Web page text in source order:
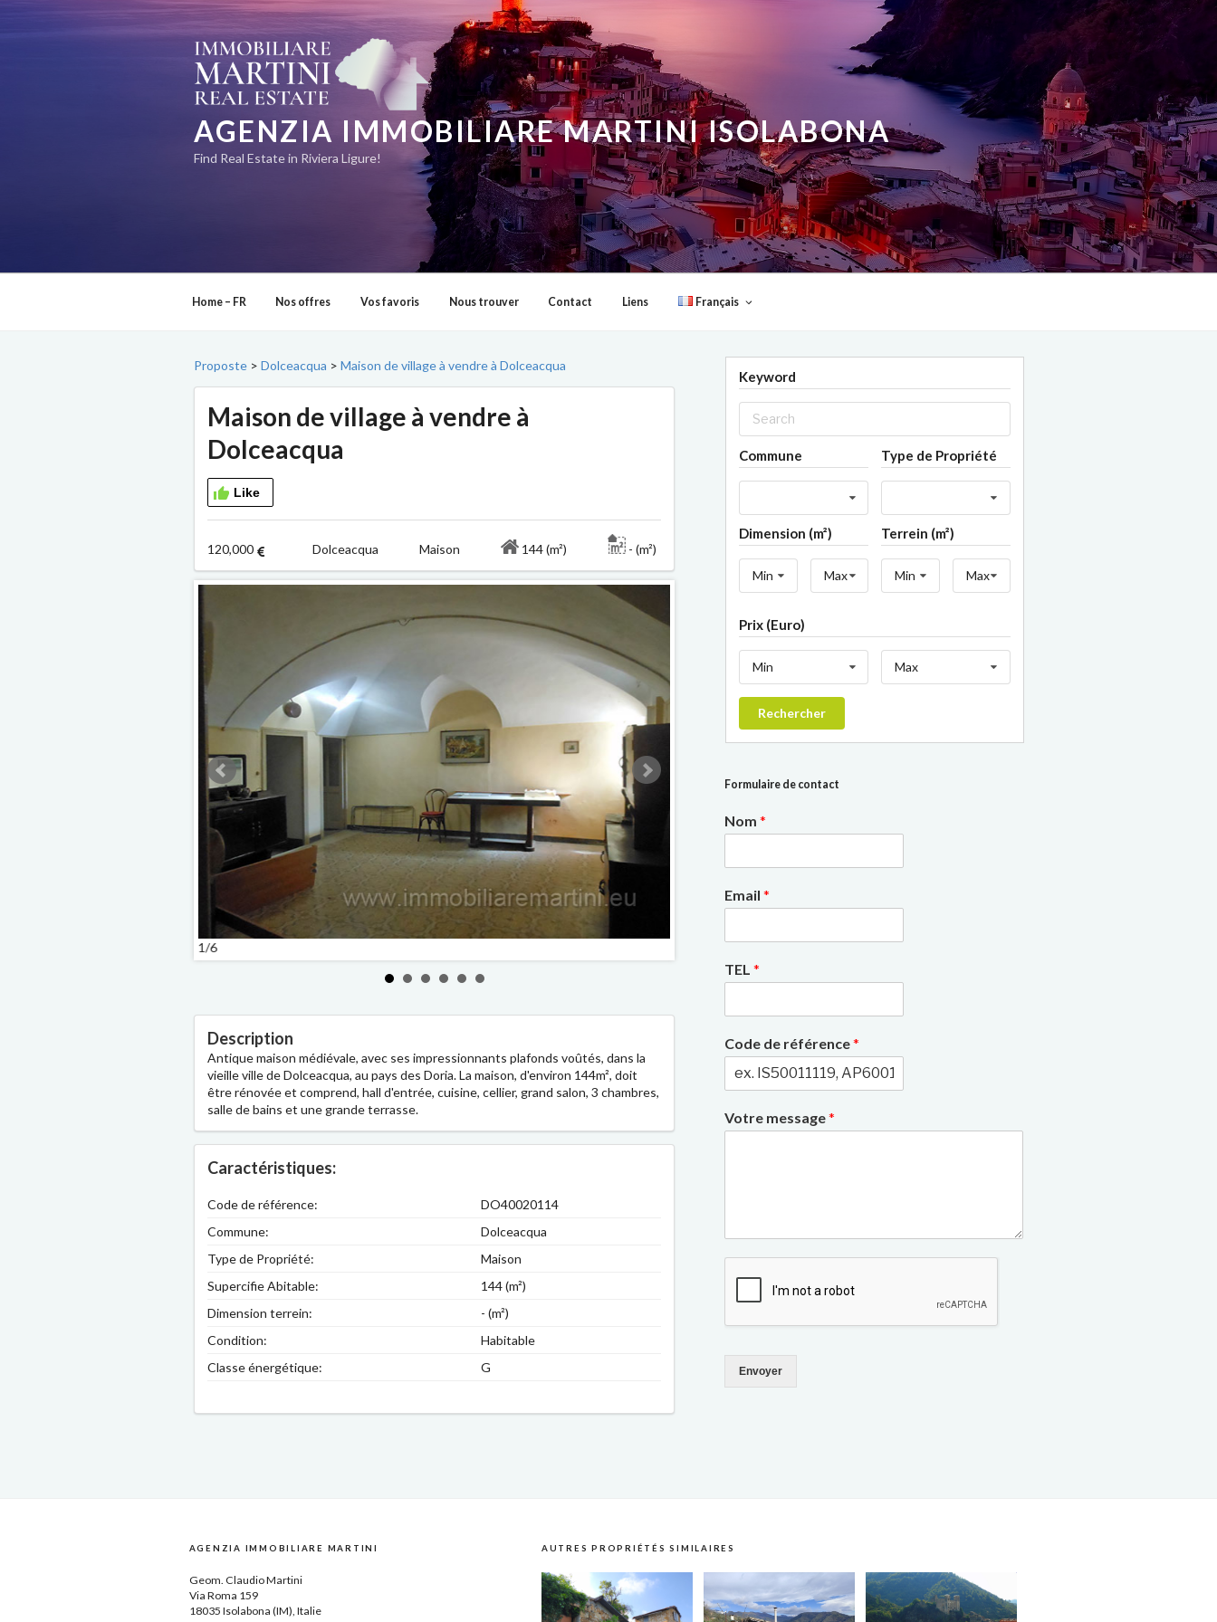
AGENZIA IMMOBILIARE MARTINI ISOLABONA
Find Real Estate in Riviera Ligure!
Home – FR Nos offres Vos favoris Nous trouver Contact Liens Français
Proposte > Dolceacqua > Maison de village à vendre à Dolceacqua
Maison de village à vendre à
Dolceacqua
Like
120,000 Dolceacqua Maison 144 (m²) - (m²)
1/6
Description
Antique maison médiévale, avec ses impressionnants plafonds voûtés, dans la
vieille ville de Dolceacqua, au pays des Doria. La maison, d'environ 144m², doit
être rénovée et comprend, hall d'entrée, cuisine, cellier, grand salon, 3 chambres,
salle de bains et une grande terrasse.
Caractéristiques:
Code de référence:
DO40020114
Commune:
Dolceacqua
Type de Propriété:
Maison
Supercifie Abitable:
144 (m²)
Dimension terrein:
- (m²)
Condition:
Habitable
Classe énergétique:
G
Keyword
Commune Type de Propriété
Dimension (m²)
Min Max
Terrein (m²)
Min Max
Prix (Euro)
Min Max
Rechercher
Formulaire de contact
Nom*
Email*
TEL*
Code de référence*
Votre message*
Envoyer
AGENZIA IMMOBILIARE MARTINI
Geom. Claudio Martini
Via Roma 159
18035 Isolabona (IM), Italie
AUTRES PROPRIÉTÉS SIMILAIRES